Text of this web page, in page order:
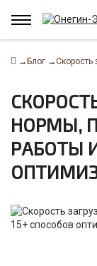
→ Блог →Скорость
НОРМЫ,
РАБОТЫ